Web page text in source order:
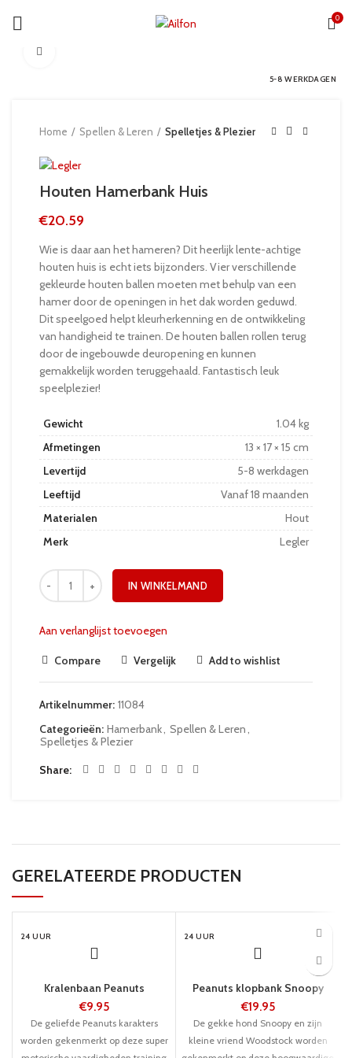
0
5-8 WERKDAGEN
Home Spellen & Leren Spelletjes & Plezier
Houten Hamerbank Huis
€20.59
Wie is daar aan het hameren? Dit heerlijk lente-achtige
houten huis is echt iets bijzonders. Vier verschillende
gekleurde houten ballen moeten met behulp van een
hamer door de openingen in het dak worden geduwd.
Dit speelgoed helpt kleurherkenning en de ontwikkeling
van handigheid te trainen. De houten ballen rollen terug
door de ingebouwde deuropening en kunnen
gemakkelijk worden teruggehaald. Fantastisch leuk
speelplezier!
Gewicht
1.04 kg
Afmetingen
13 × 17 × 15 cm
Levertijd
5-8 werkdagen
Leeftijd
Vanaf 18 maanden
Materialen
Hout
Merk
Legler
IN WINKELMAND
Aan verlanglijst toevoegen
Compare Vergelijk Add to wishlist
Artikelnummer: 11084
Categorieën: Hamerbank Spellen & Leren
Spelletjes & Plezier
Share
GERELATEERDE PRODUCTEN
24 UUR
Kralenbaan Peanuts
€9.95
De geliefde Peanuts karakters
worden gekenmerkt op deze super
24 UUR
Peanuts klopbank Snoopy
€19.95
De gekke hond Snoopy en zijn
kleine vriend Woodstock worden